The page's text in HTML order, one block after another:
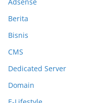
Berita
Bisnis
CMS
Dedicated Server
Domain